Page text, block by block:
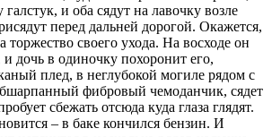
галстук, и оба сядут на лавочку возле
перед дальней дорогой. Окажется,
торжество своего ухода. На восходе он
и дочь в одиночку похоронит его,
плед, в неглубокой могиле рядом с
фибровый чемоданчик, сядет
сбежать отсюда куда глаза глядят.
– в баке кончился бензин. И